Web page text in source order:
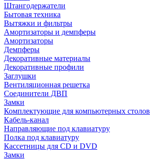
Штангодержатели
Бытовая техника
Вытяжки и фильтры
Амортизаторы и демпферы
Амортизаторы
Демпферы
Декоративные материалы
Декоративные профили
Заглушки
Вентиляционная решетка
Соединители ДВП
Замки
Комплектующие для компьютерных столов
Кабель-канал
Направляющие под клавиатуру
Полка под клавиатуру
Кассетницы для CD и DVD
Замки